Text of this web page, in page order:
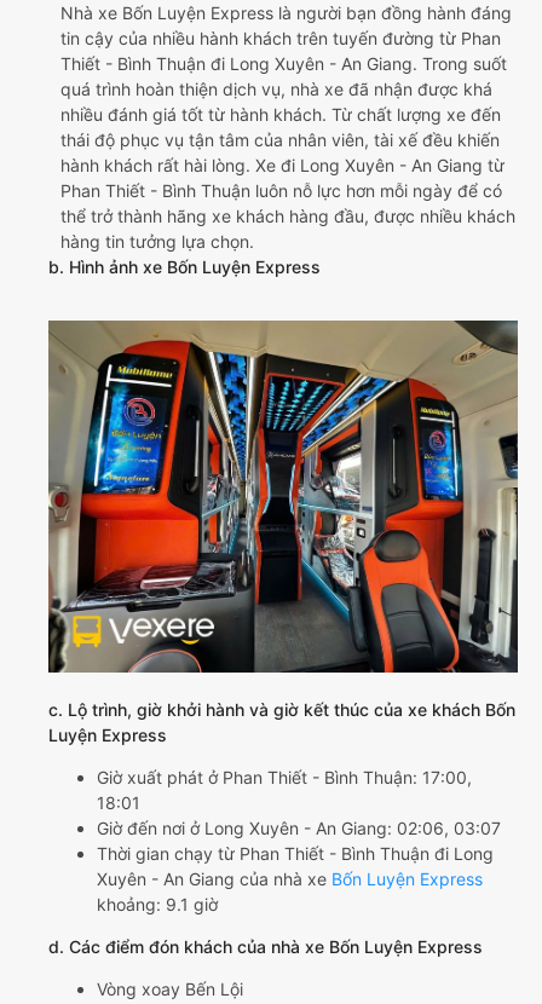
Nhà xe Bốn Luyện Express là người bạn đồng hành đáng
tin cậy của nhiều hành khách trên tuyến đường từ Phan
Thiết - Bình Thuận đi Long Xuyên - An Giang. Trong suốt
quá trình hoàn thiện dịch vụ, nhà xe đã nhận được khá
nhiều đánh giá tốt từ hành khách. Từ chất lượng xe đến
thái độ phục vụ tận tâm của nhân viên, tài xế đều khiến
hành khách rất hài lòng. Xe đi Long Xuyên - An Giang từ
Phan Thiết - Bình Thuận luôn nỗ lực hơn mỗi ngày để có
thể trở thành hãng xe khách hàng đầu, được nhiều khách
hàng tin tưởng lựa chọn.
b. Hình ảnh xe Bốn Luyện Express
c. Lộ trình, giờ khởi hành và giờ kết thúc của xe khách Bốn
Luyện Express
Giờ xuất phát ở Phan Thiết - Bình Thuận: 17:00,
18:01
Giờ đến nơi ở Long Xuyên - An Giang: 02:06, 03:07
Thời gian chạy từ Phan Thiết - Bình Thuận đi Long
Xuyên - An Giang của nhà xe Bốn Luyện Express
khoảng: 9.1 giờ
d. Các điểm đón khách của nhà xe Bốn Luyện Express
Vòng xoay Bến Lội